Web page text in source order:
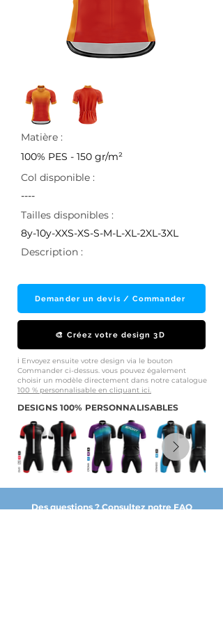
Matière :
100% PES - 150 gr/m²
Col disponible :
----
Tailles disponibles :
8y-10y-XXS-XS-S-M-L-XL-2XL-3XL
Description :
Demander un devis / Commander
🎨 Créez votre design 3D
ℹ️ Envoyez ensuite votre design via le bouton
Commander ci-dessus. vous pouvez également
choisir un modèle directement dans notre catalogue
100 % personnalisable en cliquant ici.
DESIGNS 100% PERSONNALISABLES
Des questions ? Consultez notre FAQ